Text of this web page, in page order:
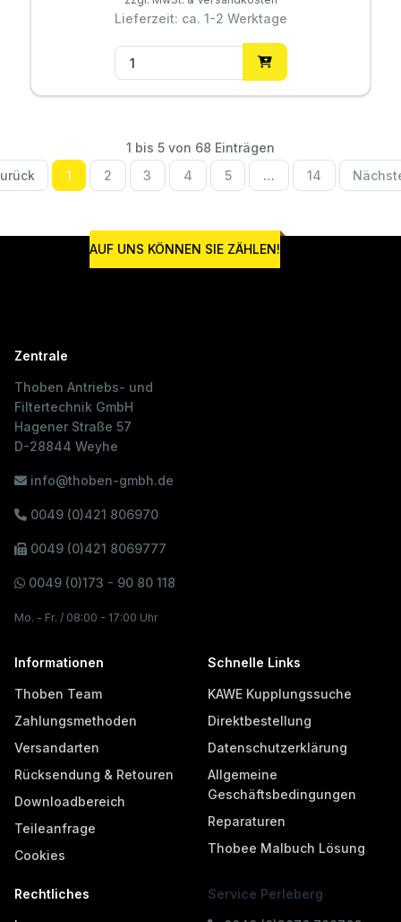
Lieferzeit: ca. 1-2 Werktage
1 bis 5 von 68 Einträgen
1 2 3 4 5 … 14
AUF UNS KÖNNEN SIE ZÄHLEN!
Zentrale
Thoben Antriebs- und
Filtertechnik GmbH
Hagener Straße 57
D-28844 Weyhe
info@thoben-gmbh.de
0049 (0)421 806970
0049 (0)421 8069777
0049 (0)173 - 90 80 118
Mo. - Fr. / 08:00 - 17:00 Uhr
Informationen
Thoben Team
Zahlungsmethoden
Versandarten
Rücksendung & Retouren
Downloadbereich
Teileanfrage
Cookies
Schnelle Links
KAWE Kupplungssuche
Direktbestellung
Datenschutzerklärung
Allgemeine
Geschäftsbedingungen
Reparaturen
Thobee Malbuch Lösung
Rechtliches Service Perleberg